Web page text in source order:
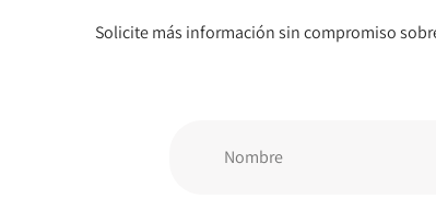
Solicite más información sin compromiso